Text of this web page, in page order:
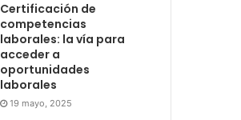
Certificación de
competencias
laborales: la vía para
acceder a
oportunidades
laborales
19 mayo, 2025